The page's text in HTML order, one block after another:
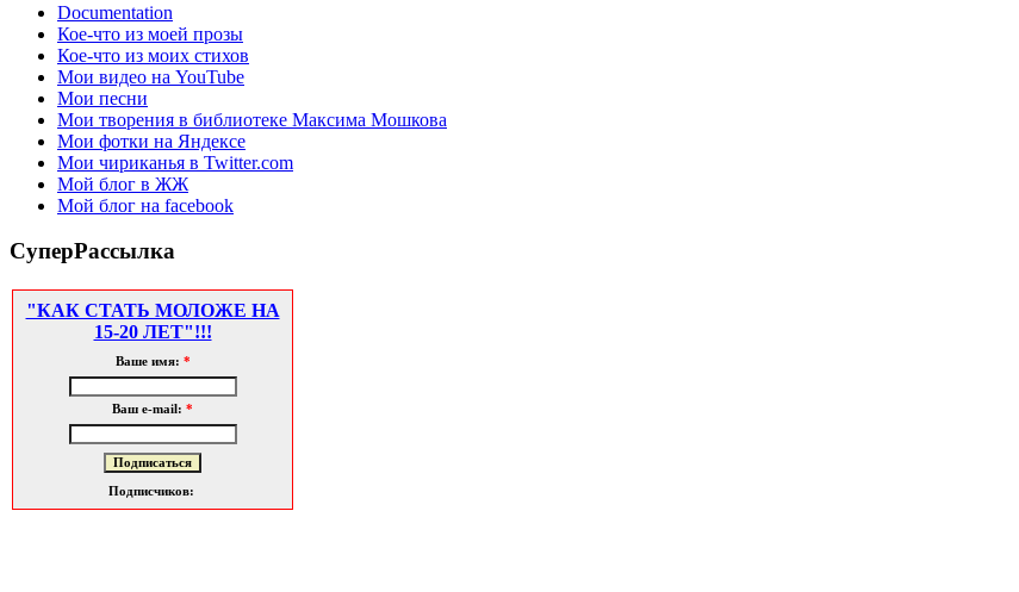
Documentation
Кое-что из моей прозы
Кое-что из моих стихов
Мои видео на YouTube
Мои песни
Мои творения в библиотеке Максима Мошкова
Мои фотки на Яндексе
Мои чириканья в Twitter.com
Мой блог в ЖЖ
Мой блог на facebook
СуперРассылка
"КАК СТАТЬ МОЛОЖЕ НА
15-20 ЛЕТ"!!!
Ваше имя: *
Ваш e-mail: *
Подписчиков: